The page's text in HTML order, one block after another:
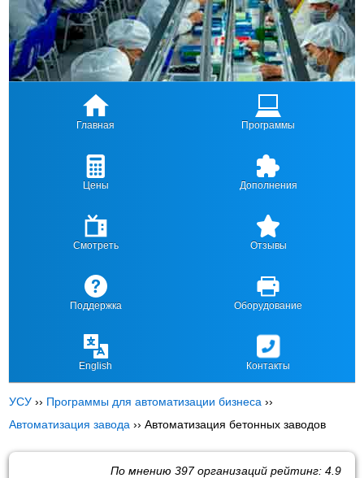
Главная Программы
Цены Дополнения
Смотреть Отзывы
Поддержка Оборудование
English Контакты
УСУ ›› Программы для автоматизации бизнеса ››
Автоматизация завода ››Автоматизация бетонных заводов
По мнению 397организаций рейтинг: 4.9